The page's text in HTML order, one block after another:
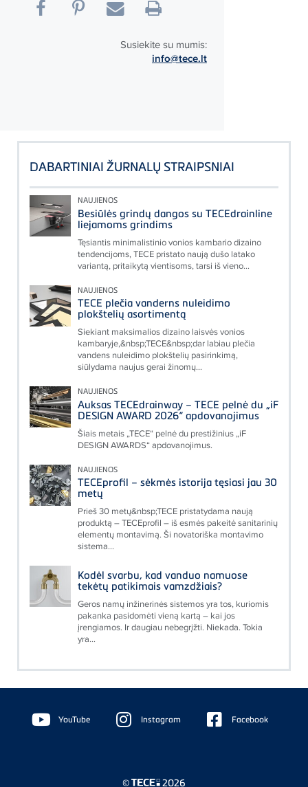
Susiekite su mumis:
info@tece.lt
DABARTINIAI ŽURNALŲ STRAIPSNIAI
NAUJIENOS
Besiūlės grindų dangos su TECEdrainline
liejamoms grindims
Tęsiantis minimalistinio vonios kambario dizaino
tendencijoms, TECE pristato naują dušo latako
variantą, pritaikytą vientisoms, tarsi iš vieno...
NAUJIENOS
TECE plečia vanderns nuleidimo
plokštelių asortimentą
Siekiant maksimalios dizaino laisvės vonios
kambaryje,&nbsp;TECE&nbsp;dar labiau plečia
vandens nuleidimo plokštelių pasirinkimą,
siūlydama naujus gerai žinomų...
NAUJIENOS
Auksas TECEdrainway – TECE pelnė du „iF
DESIGN AWARD 2026“ apdovanojimus
Šiais metais „TECE“ pelnė du prestižinius „iF
DESIGN AWARDS“ apdovanojimus.
NAUJIENOS
TECEprofil – sėkmės istorija tęsiasi jau 30
metų
Prieš 30 metų&nbsp;TECE pristatydama naują
produktą – TECEprofil – iš esmės pakeitė sanitarinių
elementų montavimą. Ši novatoriška montavimo
sistema...
Kodėl svarbu, kad vanduo namuose
tekėtų patikimais vamzdžiais?
Geros namų inžinerinės sistemos yra tos, kuriomis
pakanka pasidomėti vieną kartą – kai jos
įrengiamos. Ir daugiau nebegrįžti. Niekada. Tokia
yra...
Floating
Sidebar YouTube Instagram Facebook
© 2026